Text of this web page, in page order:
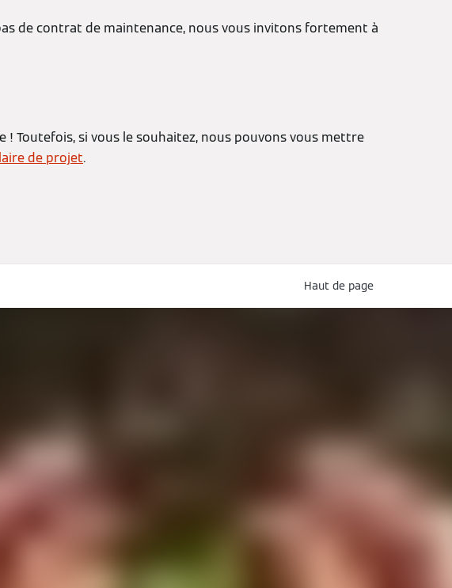
de contrat de maintenance, nous vous invitons fortement à
Toutefois, si vous le souhaitez, nous pouvons vous mettre
de projet.
Haut de page